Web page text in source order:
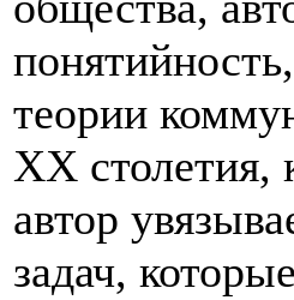
теории
ХХ столетия,
автор
задач,